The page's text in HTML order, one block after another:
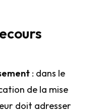
: dans le
de la mise
doit adresser